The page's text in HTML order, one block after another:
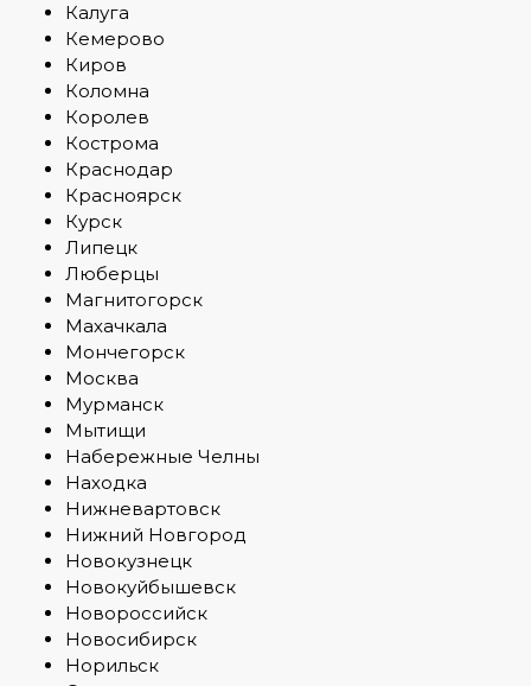
Калуга
Кемерово
Киров
Коломна
Королев
Кострома
Краснодар
Красноярск
Курск
Липецк
Люберцы
Магнитогорск
Махачкала
Мончегорск
Москва
Мурманск
Мытищи
Набережные Челны
Находка
Нижневартовск
Нижний Новгород
Новокузнецк
Новокуйбышевск
Новороссийск
Новосибирск
Норильск